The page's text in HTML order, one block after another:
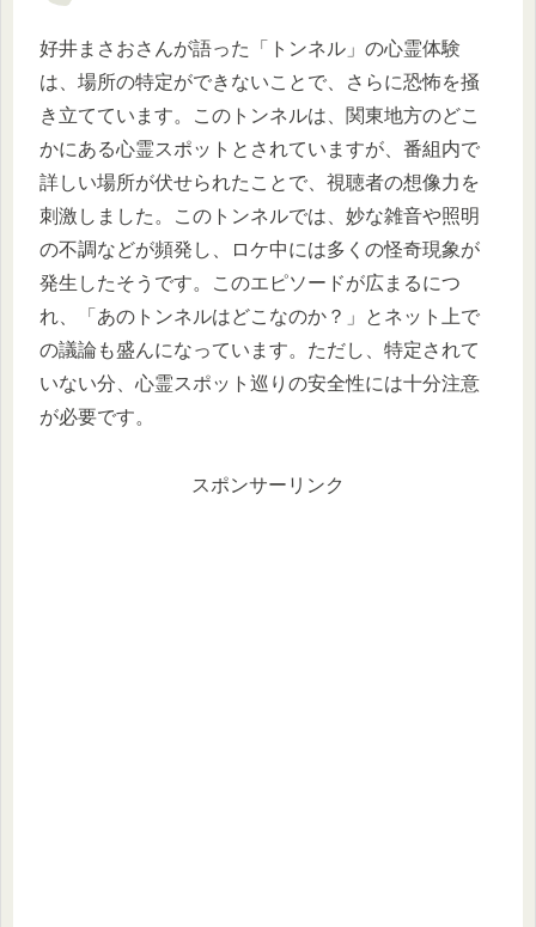
好井まさおさんが語った「トンネル」の心霊体験
は、場所の特定ができないことで、さらに恐怖を掻
き立てています。このトンネルは、関東地方のどこ
かにある心霊スポットとされていますが、番組内で
詳しい場所が伏せられたことで、視聴者の想像力を
刺激しました。このトンネルでは、妙な雑音や照明
の不調などが頻発し、ロケ中には多くの怪奇現象が
発生したそうです。このエピソードが広まるにつ
れ、「あのトンネルはどこなのか？」とネット上で
の議論も盛んになっています。ただし、特定されて
いない分、心霊スポット巡りの安全性には十分注意
が必要です。
スポンサーリンク